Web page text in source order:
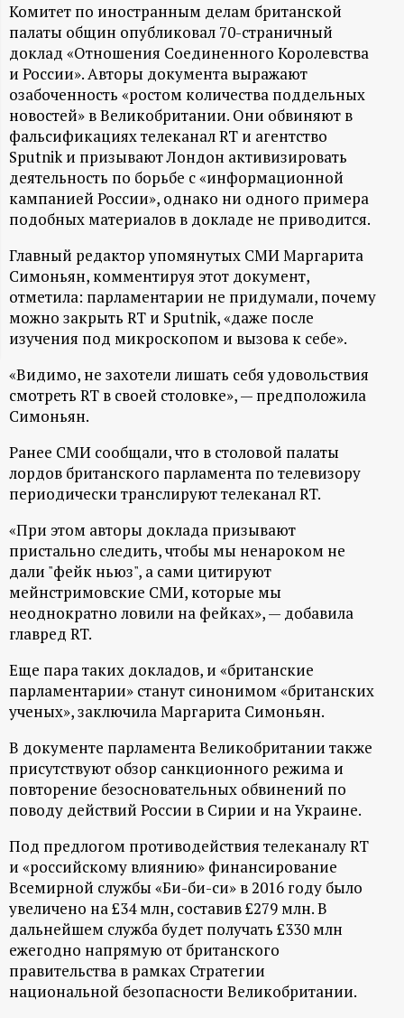
-
и
н
ф
о
р
м
а
ц
и
о
н
н
ы
й
п
о
р
т
а
л
Комитет по иностранным делам британской
палаты общин опубликовал 70-страничный
доклад «Отношения Соединенного Королевства
и России». Авторы документа выражают
озабоченность «ростом количества поддельных
новостей» в Великобритании. Они обвиняют в
фальсификациях телеканал RT и агентство
Sputnik и призывают Лондон активизировать
деятельность по борьбе с «информационной
кампанией России», однако ни одного примера
подобных материалов в докладе не приводится.
Главный редактор упомянутых СМИ Маргарита
Симоньян, комментируя этот документ,
отметила: парламентарии не придумали, почему
можно закрыть RT и Sputnik, «даже после
изучения под микроскопом и вызова к себе».
«Видимо, не захотели лишать себя удовольствия
смотреть RT в своей столовке», — предположила
Симоньян.
Ранее СМИ сообщали, что в столовой палаты
лордов британского парламента по телевизору
периодически транслируют телеканал RT.
«При этом авторы доклада призывают
пристально следить, чтобы мы ненароком не
дали "фейк ньюз", а сами цитируют
мейнстримовские СМИ, которые мы
неоднократно ловили на фейках», — добавила
главред RT.
Еще пара таких докладов, и «британские
парламентарии» станут синонимом «британских
ученых», заключила Маргарита Симоньян.
В документе парламента Великобритании также
присутствуют обзор санкционного режима и
повторение безосновательных обвинений по
поводу действий России в Сирии и на Украине.
Под предлогом противодействия телеканалу RT
и «российскому влиянию» финансирование
Всемирной службы «Би-би-си» в 2016 году было
увеличено на £34 млн, составив £279 млн. В
дальнейшем служба будет получать £330 млн
ежегодно напрямую от британского
правительства в рамках Стратегии
национальной безопасности Великобритании.